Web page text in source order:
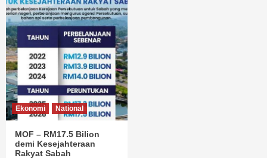
Ekonomi National
MOF – RM17.5 Bilion
demi Kesejahteraan
Rakyat Sabah